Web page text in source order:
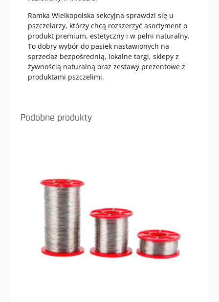
Ramka Wielkopolska sekcyjna sprawdzi się u
pszczelarzy, którzy chcą rozszerzyć asortyment o
produkt premium, estetyczny i w pełni naturalny.
To dobry wybór do pasiek nastawionych na
sprzedaż bezpośrednią, lokalne targi, sklepy z
żywnością naturalną oraz zestawy prezentowe z
produktami pszczelimi.
Podobne produkty